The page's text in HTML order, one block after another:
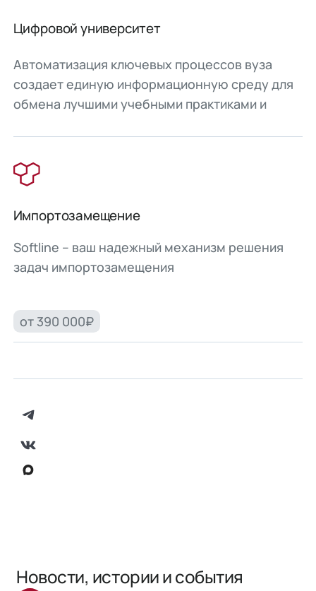
Цифровой университет
Автоматизация ключевых процессов вуза
создает единую информационную среду для
обмена лучшими учебными практиками и
инновационных цифровых технологий.
Импортозамещение
Softline – ваш надежный механизм решения
задач импортозамещения
от 390 000₽
Новости, истории и события